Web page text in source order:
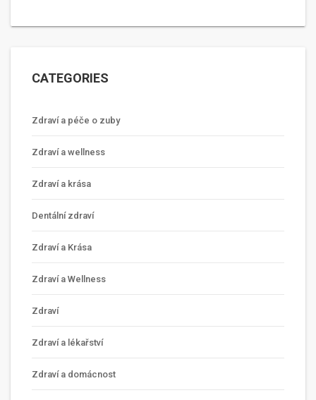
CATEGORIES
Zdraví a péče o zuby
Zdraví a wellness
Zdraví a krása
Dentální zdraví
Zdraví a Krása
Zdraví a Wellness
Zdraví
Zdraví a lékařství
Zdraví a domácnost